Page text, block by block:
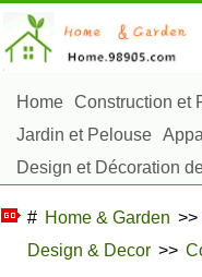
Home Construction et
Jardin et Pelouse
Design et Décoration
Aménagement et
# Home & Garden >>
Design & Decor >>